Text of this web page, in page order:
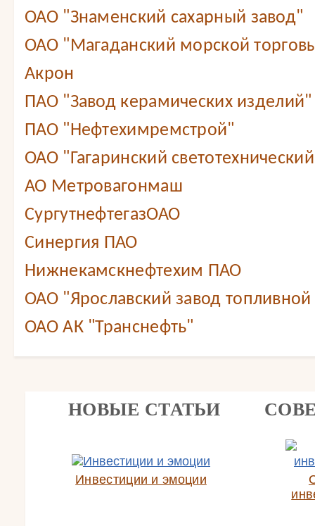
ОАО "Знаменский сахарный завод"
ОАО "Магаданский морской
Акрон
ПАО "Завод керамических изделий"
ПАО "Нефтехимремстрой"
ОАО "Гагаринский
АО Метровагонмаш
СургутнефтегазОАО
Синергия ПАО
Нижнекамскнефтехим ПАО
ОАО "Ярославский завод
ОАО АК "Транснефть"
НОВЫЕ СТАТЬИ
Инвестиции и эмоции